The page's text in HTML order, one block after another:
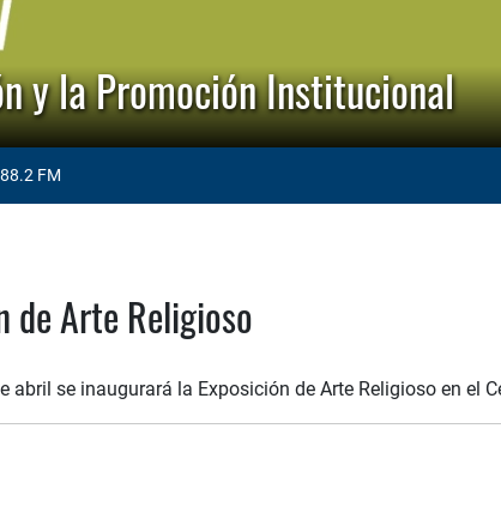
y la Promoción Institucional
FM
de Arte Religioso
abril se inaugurará la Exposición de Arte Religioso en el